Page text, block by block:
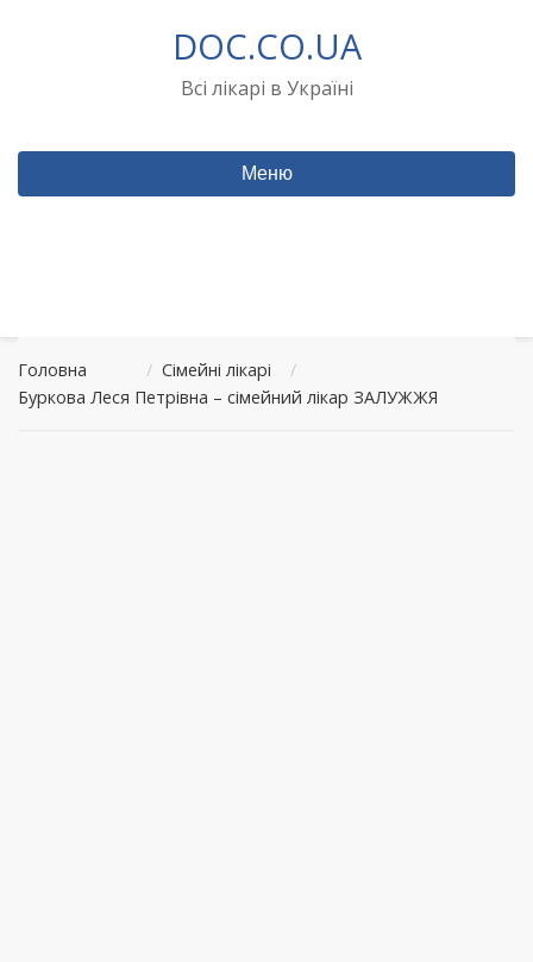
DOC.CO.UA
Всі лікарі в Україні
Меню
Головна / Сімейні лікарі
/
Буркова Леся Петрівна – сімейний лікар ЗАЛУЖЖЯ